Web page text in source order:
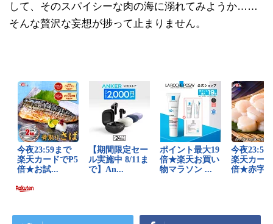
して、そのスパイシーな肉の海に溺れてみようか……
そんな贅沢な妄想が捗って止まりません。